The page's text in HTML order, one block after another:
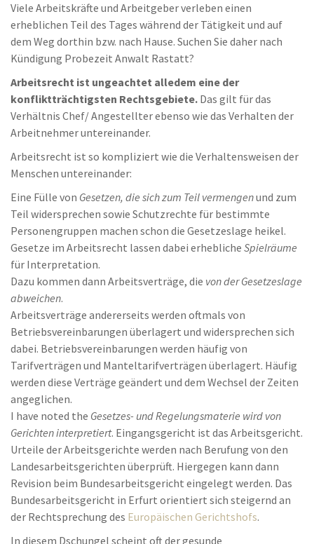
Viele Arbeitskräfte und Arbeitgeber verleben einen
erheblichen Teil des Tages während der Tätigkeit und auf
dem Weg dorthin bzw. nach Hause. Suchen Sie daher nach
Kündigung Probezeit Anwalt Rastatt?
Arbeitsrecht ist ungeachtet alledem eine der
konfliktträchtigsten Rechtsgebiete. Das gilt für das
Verhältnis Chef/ Angestellter ebenso wie das Verhalten der
Arbeitnehmer untereinander.
Arbeitsrecht ist so kompliziert wie die Verhaltensweisen der
Menschen untereinander:
Eine Fülle von Gesetzen, die sich zum Teil vermengenund zum
Teil widersprechen sowie Schutzrechte für bestimmte
Personengruppen machen schon die Gesetzeslage heikel.
Gesetze im Arbeitsrecht lassen dabei erhebliche Spielräume
für Interpretation.
Dazu kommen dann Arbeitsverträge, die von der Gesetzeslage
abweichen.
Arbeitsverträge andererseits werden oftmals von
Betriebsvereinbarungen überlagert und widersprechen sich
dabei. Betriebsvereinbarungen werden häufig von
Tarifverträgen und Manteltarifverträgen überlagert. Häufig
werden diese Verträge geändert und dem Wechsel der Zeiten
angeglichen.
I have noted the Gesetzes- und Regelungsmaterie wird von
Gerichten interpretiert. Eingangsgericht ist das Arbeitsgericht.
Urteile der Arbeitsgerichte werden nach Berufung von den
Landesarbeitsgerichten überprüft. Hiergegen kann dann
Revision beim Bundesarbeitsgericht eingelegt werden. Das
Bundesarbeitsgericht in Erfurt orientiert sich steigernd an
der Rechtsprechung des Europäischen Gerichtshofs.
In diesem Dschungel scheint oft der gesunde